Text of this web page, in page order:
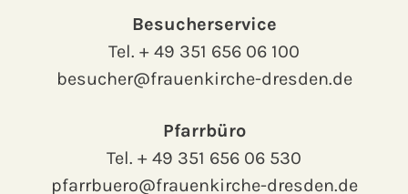
Besucherservice
Tel. + 49 351 656 06 100
besucher@frauenkirche-dresden.de
Pfarrbüro
Tel. + 49 351 656 06 530
pfarrbuero@frauenkirche-dresden.de